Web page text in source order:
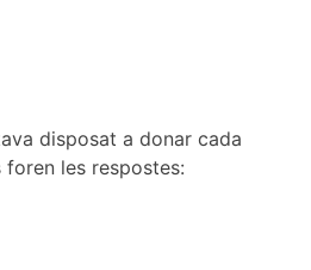
disposat a donar cada
les respostes: